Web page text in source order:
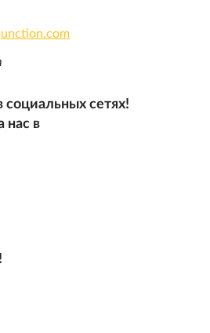
сетях!
нас в
!